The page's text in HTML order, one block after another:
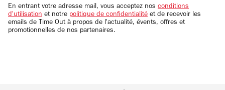
email
En entrant votre adresse mail, vous acceptez nos conditions
d'utilisation et notre politique de confidentialité et de recevoir les
emails de Time Out à propos de l'actualité, évents, offres et
promotionnelles de nos partenaires.